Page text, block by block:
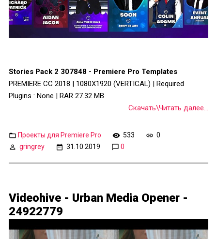
Stories Pack 2 307848 - Premiere Pro Templates
PREMIERE CC 2018 | 1080X1920 (VERTICAL) | Required
Plugins : None | RAR 27.32 MB
Скачать\Читать далее...
Проекты для Premiere Pro 533
0
gringrey
31.10.2019 0
Videohive - Urban Media Opener -
24922779